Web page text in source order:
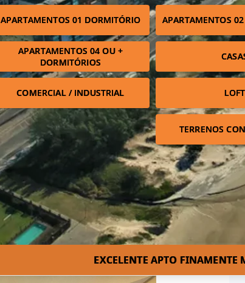
APARTAMENTOS 01 DORMITÓRIO APARTAMENTOS
APARTAMENTOS 04 OU +
DORMITÓRIOS
COMERCIAL / INDUSTRIAL LOFT
TERRENOS
EXCELENTE APTO